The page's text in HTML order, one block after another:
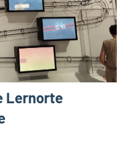
Lernorte